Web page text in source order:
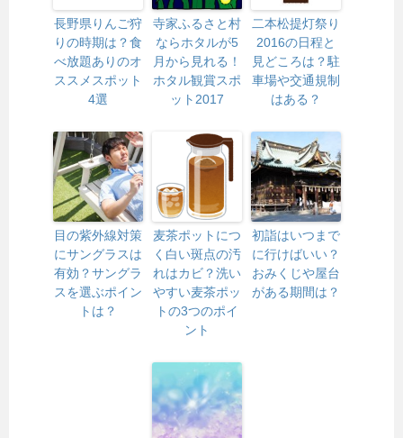
長野県りんご狩
りの時期は？食
べ放題ありのオ
ススメスポット
4選
寺家ふるさと村
ならホタルが5
月から見れる！
ホタル観賞スポ
ット2017
二本松提灯祭り
2016の日程と
見どころは？駐
車場や交通規制
はある？
目の紫外線対策
にサングラスは
有効？サングラ
スを選ぶポイン
トは？
麦茶ポットにつ
く白い斑点の汚
れはカビ？洗い
やすい麦茶ポッ
トの3つのポイ
ント
初詣はいつまで
に行けばいい？
おみくじや屋台
がある期間は？